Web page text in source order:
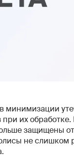
минимизации
их
защищены
не слишком